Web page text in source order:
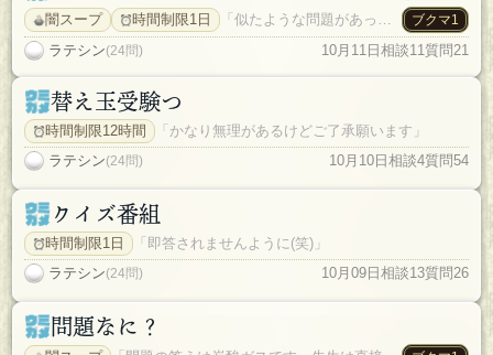
闇スープ 時間制限1日 「似たような問題があったと思いますがオリジナルだと思います(笑)状況次第で闇外します」 ブクマ1
ラテシン(24問) 10月11日 相談11質問21
替え玉受験つ
時間制限12時間
「かなり無理があるけどご了承願います」
ラテシン(24問) 10月10日 相談4質問54
クイズ番組
時間制限1日
「即答されませんように(笑)」
ラテシン(24問) 10月09日 相談13質問26
問題なに？